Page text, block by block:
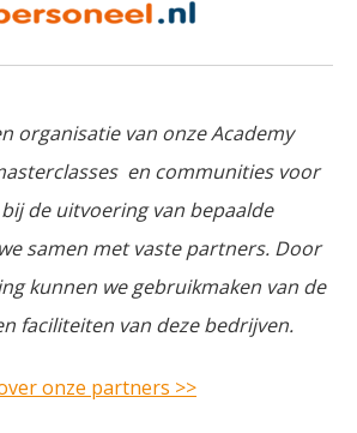
organisatie van onze Academy
en communities voor
de uitvoering van bepaalde
samen met vaste partners. Door
kunnen we gebruikmaken van de
faciliteiten van deze bedrijven.
onze partners >>